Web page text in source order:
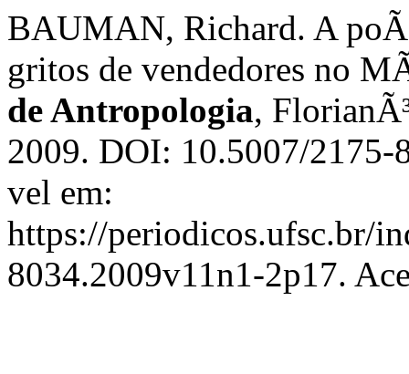
BAUMAN, Richard. A
gritos de vendedores no
de Antropologia,
2009. DOI: 10.5007/
vel em:
https://periodicos.ufsc.br/
8034.2009v11n1-2p17.